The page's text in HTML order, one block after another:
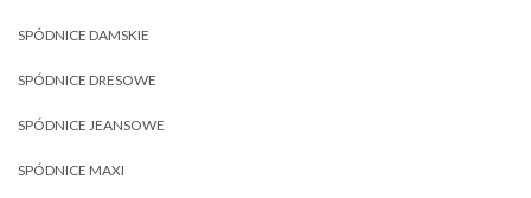
SPÓDNICE DAMSKIE
SPÓDNICE DRESOWE
SPÓDNICE JEANSOWE
SPÓDNICE MAXI